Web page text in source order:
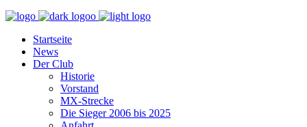
Startseite
News
Der Club
Historie
Vorstand
MX-Strecke
Die Sieger 2006 bis 2025